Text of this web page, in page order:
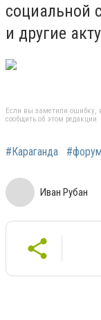
социальной
и другие
Если вы заметили ошибку,
сообщить об этом редакции
#Караганда #форум
Иван Рубан